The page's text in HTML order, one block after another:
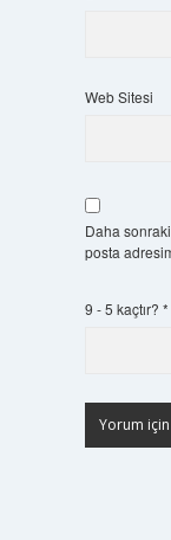
Web Sitesi
Daha
posta
9 - 5 kaçtır? *